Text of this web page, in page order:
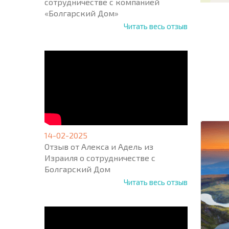
«Болгарский Дом»
Читать весь отзыв
14-02-2025
Отзыв от Алекса и Адель из
Израиля о сотрудничестве с
Болгарский Дом
Читать весь отзыв
States
+1
* Поля